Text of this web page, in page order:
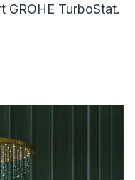
GROHE TurboStat.